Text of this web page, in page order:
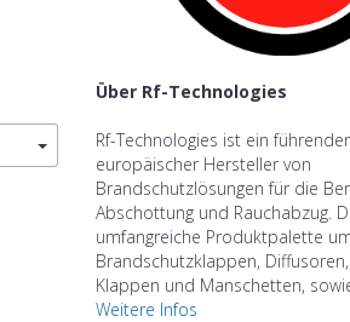
Über Rf-Technologies
Rf-Technologies ist ein führender
europäischer Hersteller von
Brandschutzlösungen für die
Abschottung und Rauchabzug.
umfangreiche Produktpalette
Brandschutzklappen, Diffusoren,
Klappen und Manschetten, sowie
Weitere Infos